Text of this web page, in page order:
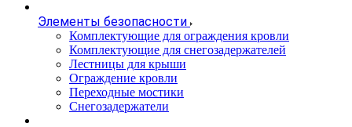
Элементы безопасности
Комплектующие для ограждения кровли
Комплектующие для снегозадержателей
Лестницы для крыши
Ограждение кровли
Переходные мостики
Снегозадержатели